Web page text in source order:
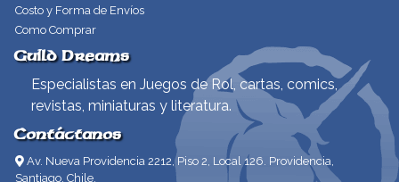
Costo y Forma de Envíos
Como Comprar
Guild Dreams
Especialistas en Juegos de Rol, cartas, comics,
revistas, miniaturas y literatura.
Contáctanos
Av. Nueva Providencia 2212, Piso 2, Local 126. Providencia,
Santiago, Chile.